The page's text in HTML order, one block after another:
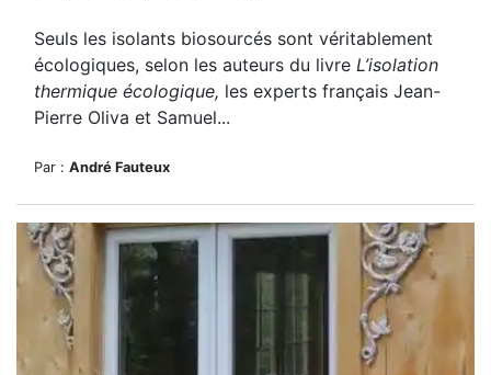
Seuls les isolants biosourcés sont véritablement
écologiques, selon les auteurs du livre L’isolation
thermique écologique, les experts français Jean-
Pierre Oliva et Samuel...
Par : André Fauteux